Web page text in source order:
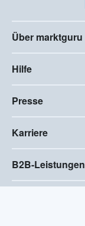
Über marktguru
Hilfe
Presse
Karriere
B2B-Leistungen